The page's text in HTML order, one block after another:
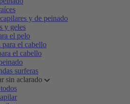
y de peinado
y geles
el pelo
para el cabello
el cabello
surferas
sin aclarado